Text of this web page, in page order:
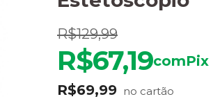
R$129,99
R$69,99
R$67,19comPix